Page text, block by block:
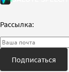
Рассылка:
Подписаться